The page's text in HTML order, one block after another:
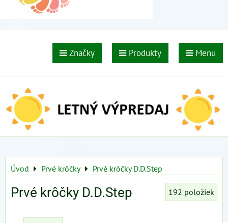
Značky Produkty Menu
Úvod Prvé krôčky Prvé krôčky D.D.Step
Prvé krôčky D.D.Step 192 položiek